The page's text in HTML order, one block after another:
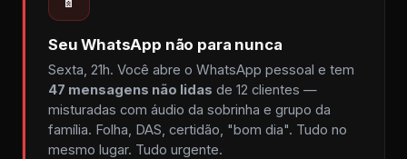
Seu WhatsApp não para nunca
Sexta, 21h. Você abre o WhatsApp pessoal e tem
47 mensagens não lidas de 12 clientes —
misturadas com áudio da sobrinha e grupo da
família. Folha, DAS, certidão, "bom dia". Tudo no
mesmo lugar. Tudo urgente.